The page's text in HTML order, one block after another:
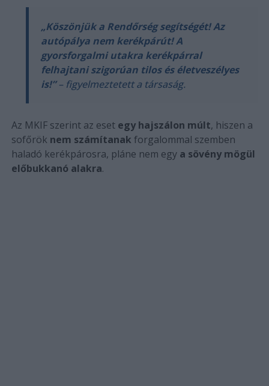
„Köszönjük a Rendőrség segítségét! Az
autópálya nem kerékpárút! A
gyorsforgalmi utakra kerékpárral
felhajtani szigorúan tilos és életveszélyes
is!”– figyelmeztetett a társaság.
Az MKIF szerint az eset egy hajszálon múlt, hiszen a
sofőrök nem számítanak forgalommal szemben
haladó kerékpárosra, pláne nem egy a sövény mögül
előbukkanó alakra.